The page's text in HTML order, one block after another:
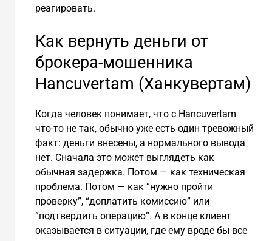
реагировать.
Как вернуть деньги от
брокера-мошенника
Hancuvertam (Ханкувертам)
Когда человек понимает, что с Hancuvertam
что-то не так, обычно уже есть один тревожный
факт: деньги внесены, а нормального вывода
нет. Сначала это может выглядеть как
обычная задержка. Потом — как техническая
проблема. Потом — как “нужно пройти
проверку”, “доплатить комиссию” или
“подтвердить операцию”. А в конце клиент
оказывается в ситуации, где ему вроде бы все